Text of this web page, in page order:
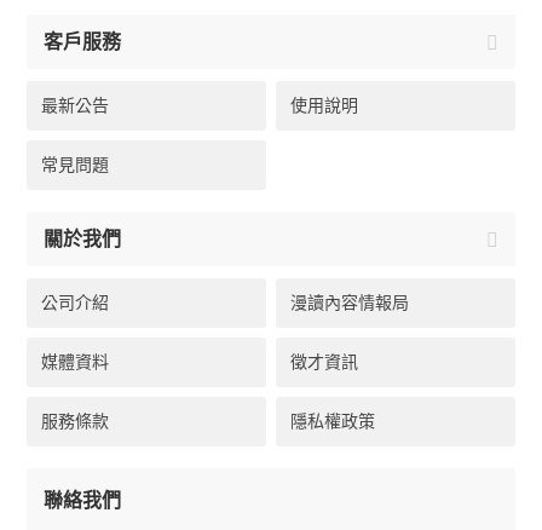
客戶服務
最新公告 使用說明
常見問題
關於我們
公司介紹 漫讀內容情報局
媒體資料 徵才資訊
服務條款 隱私權政策
聯絡我們